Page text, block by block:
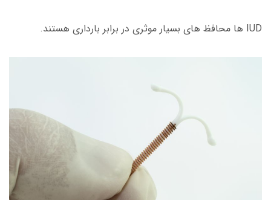
IUD ها محافظ های بسیار موثری در برابر بارداری هستند.